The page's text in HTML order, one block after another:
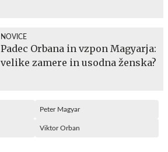
NOVICE
Padec Orbana in vzpon Magyarja:
velike zamere in usodna ženska?
Peter Magyar
Viktor Orban